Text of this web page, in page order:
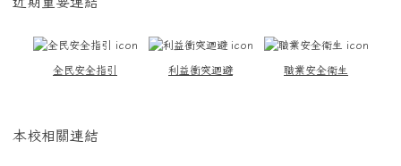
全民安全指引 利益衝突迴避 職業安全衛生
本校相關連結